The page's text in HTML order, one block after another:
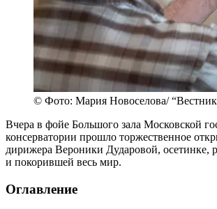
© Фото: Мария Новоселова/ “Вестник
Вчера в фойе Большого зала Московской
консерватории прошло торжественное
дирижера Вероники Дударовой, осетинке,
и покорившей весь мир.
Оглавление